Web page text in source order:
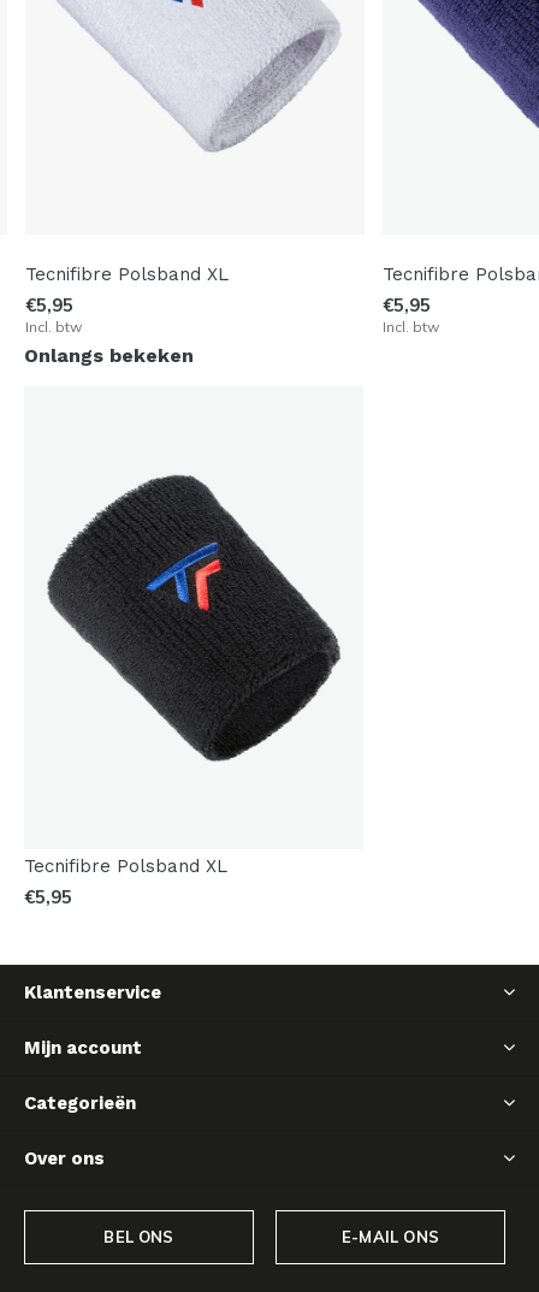
Tecnifibre Polsband XL
€5,95
Incl. btw
Tecnifibre
€5,95
Incl. btw
Onlangs bekeken
Tecnifibre Polsband XL
€5,95
Klantenservice
Mijn account
Categorieën
Over ons
BEL ONS E-MAIL ONS